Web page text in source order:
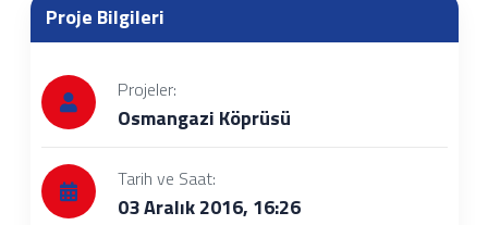
Proje Bilgileri
Projeler:
Osmangazi Köprüsü
Tarih ve Saat:
03 Aralık 2016, 16:26